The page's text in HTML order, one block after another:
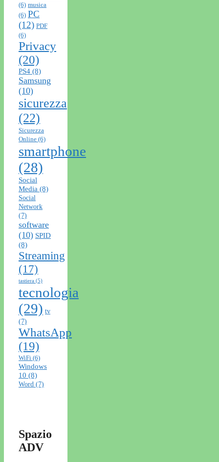
(6) musica
(6) PC
(12) PDF
(6)
Privacy
(20)
PS4 (8)
Samsung
(10)
sicurezza
(22)
Sicurezza
Online (6)
smartphone
(28)
Social
Media (8)
Social
Network
(7)
software
(10) SPID
(8)
Streaming
(17)
tastiera (5)
tecnologia
(29) tv
(7)
WhatsApp
(19)
WiFi (6)
Windows
10 (8)
Word (7)
Spazio
ADV